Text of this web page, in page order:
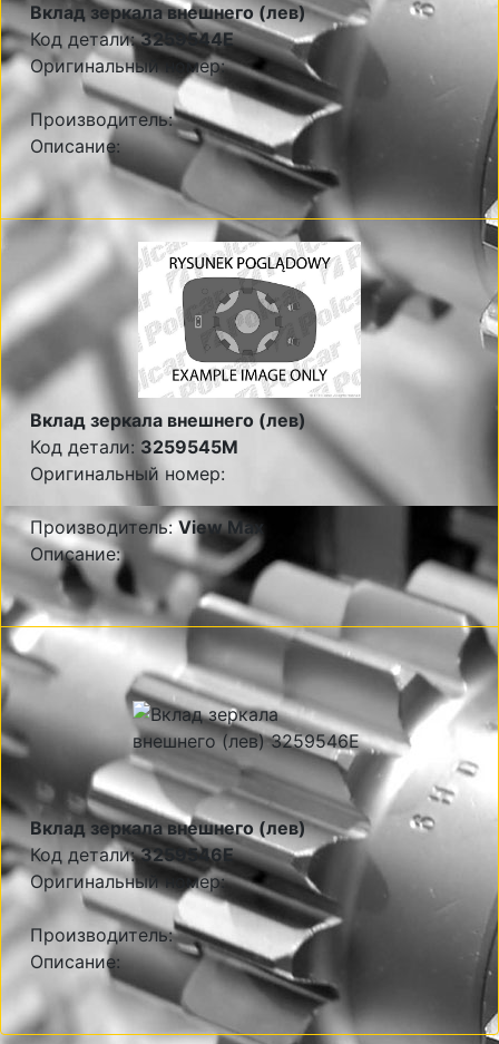
Вклад зеркала внешнего (лев)
Код детали:3259544E
Оригинальный номер:
Производитель:
Описание:
Вклад зеркала внешнего (лев)
Код детали: 3259545M
Оригинальный номер:
Производитель: View Max
Описание:
Вклад зеркала внешнего (лев)
Код детали:3259546E
Оригинальный номер:
Производитель:
Описание: